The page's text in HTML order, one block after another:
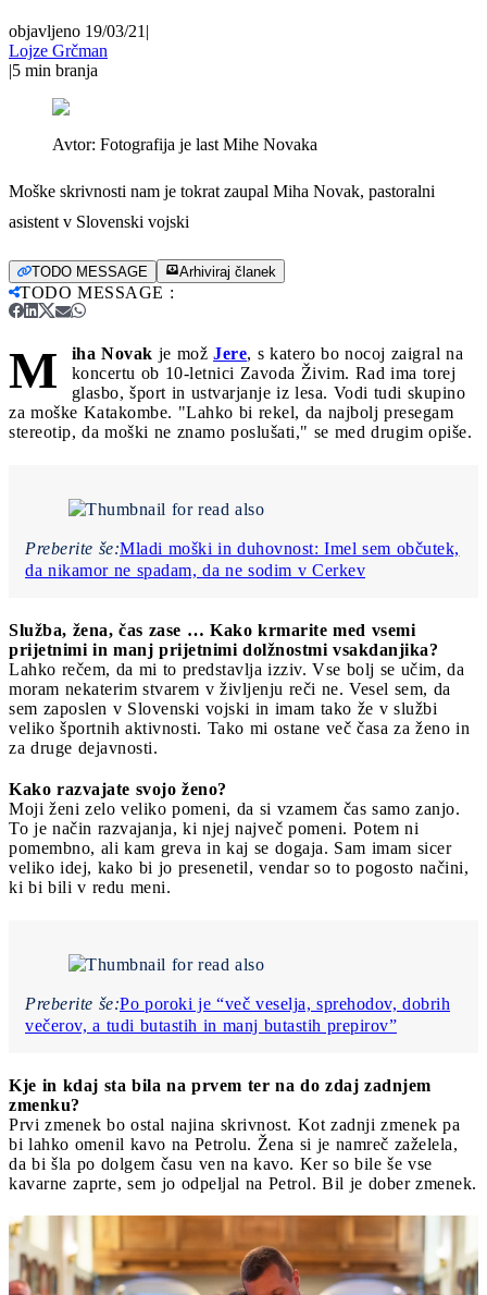
objavljeno 19/03/21 |
Lojze Grčman
|5 min branja
Avtor: Fotografija je last Mihe Novaka
Moške skrivnosti nam je tokrat zaupal Miha Novak, pastoralni
asistent v Slovenski vojski
TODO MESSAGE Arhiviraj članek
TODO MESSAGE :
M iha Novak je mož Jere, s katero bo nocoj zaigral na
koncertu ob 10-letnici Zavoda Živim. Rad ima torej
glasbo, šport in ustvarjanje iz lesa. Vodi tudi skupino
za moške Katakombe. "Lahko bi rekel, da najbolj presegam
stereotip, da moški ne znamo poslušati," se med drugim opiše.
Preberite še:Mladi moški in duhovnost: Imel sem občutek,
da nikamor ne spadam, da ne sodim v Cerkev
Služba, žena, čas zase … Kako krmarite med vsemi
prijetnimi in manj prijetnimi dolžnostmi vsakdanjika?
Lahko rečem, da mi to predstavlja izziv. Vse bolj se učim, da
moram nekaterim stvarem v življenju reči ne. Vesel sem, da
sem zaposlen v Slovenski vojski in imam tako že v službi
veliko športnih aktivnosti. Tako mi ostane več časa za ženo in
za druge dejavnosti.
Kako razvajate svojo ženo?
Moji ženi zelo veliko pomeni, da si vzamem čas samo zanjo.
To je način razvajanja, ki njej največ pomeni. Potem ni
pomembno, ali kam greva in kaj se dogaja. Sam imam sicer
veliko idej, kako bi jo presenetil, vendar so to pogosto načini,
ki bi bili v redu meni.
Preberite še:Po poroki je “več veselja, sprehodov, dobrih
večerov, a tudi butastih in manj butastih prepirov”
Kje in kdaj sta bila na prvem ter na do zdaj zadnjem
zmenku?
Prvi zmenek bo ostal najina skrivnost. Kot zadnji zmenek pa
bi lahko omenil kavo na Petrolu. Žena si je namreč zaželela,
da bi šla po dolgem času ven na kavo. Ker so bile še vse
kavarne zaprte, sem jo odpeljal na Petrol. Bil je dober zmenek.